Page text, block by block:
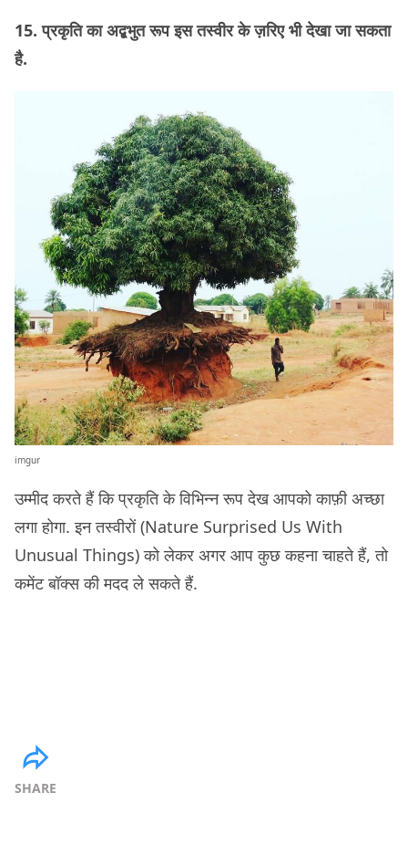
15. प्रकृति का अद्बभुत रूप इस तस्वीर के ज़रिए भी देखा जा सकता
है.
imgur
उम्मीद करते हैं कि प्रकृति के विभिन्न रूप देख आपको काफ़ी अच्छा
लगा होगा. इन तस्वीरों (Nature Surprised Us With
Unusual Things) को लेकर अगर आप कुछ कहना चाहते हैं, तो
कमेंट बॉक्स की मदद ले सकते हैं.
SHARE